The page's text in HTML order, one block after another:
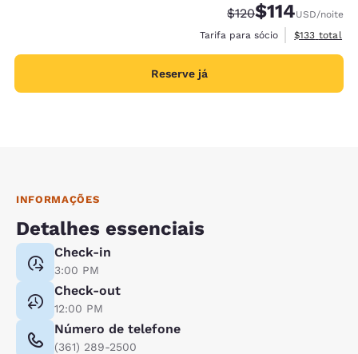
Tarifa anterior
$120Tarifa com
$114USD/noite
Tarifa para sócio
Exibir
$133 total
Reserve já
INFORMAÇÕES
Detalhes essenciais
Check-in
3:00 PM
Check-out
12:00 PM
Número de telefone
(361) 289-2500